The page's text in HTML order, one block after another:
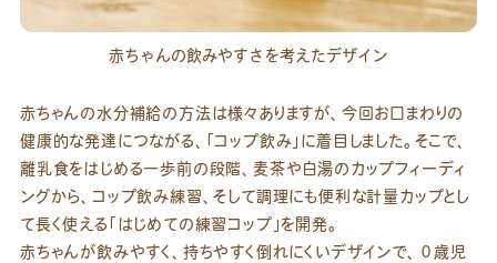
赤ちゃんの飲みやすさを考えたデザイン
赤ちゃんの水分補給の方法は様々ありますが、今回お口まわりの
健康的な発達につながる、「コップ飲み」に着目しました。そこで、
離乳食をはじめる一歩前の段階、麦茶や白湯のカップフィーディ
ングから、コップ飲み練習、そして調理にも便利な計量カップとし
て長く使える「はじめての練習コップ」を開発。
赤ちゃんが飲みやすく、持ちやすく倒れにくいデザインで、０歳児